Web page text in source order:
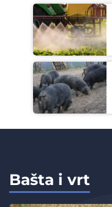
Bašta i vrt